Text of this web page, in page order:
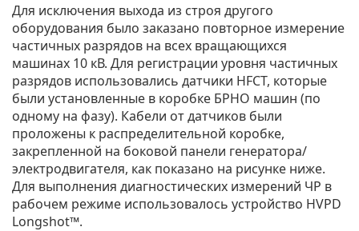
Для исключения выхода из строя другого
оборудования было заказано повторное измерение
частичных разрядов на всех вращающихся
машинах 10 кВ. Для регистрации уровня частичных
разрядов использовались датчики HFCT, которые
были установленные в коробке БРНО машин (по
одному на фазу). Кабели от датчиков были
проложены к распределительной коробке,
закрепленной на боковой панели генератора/
электродвигателя, как показано на рисунке ниже.
Для выполнения диагностических измерений ЧР в
рабочем режиме использовалось устройство HVPD
Longshot™.